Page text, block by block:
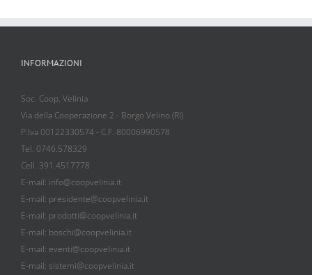
INFORMAZIONI
Soc. Coop. Velinia
Via della Cooperazione 2 - Borgo Velino (RI)
P.Iva 00122330574 - C.F. 80006990578
Tel. 0746.578329
Cell. 391.4517778
E-mail: info@coopvelinia.it
E-mail: presidente@coopvelinia.it
E-mail: prodotti@coopvelinia.it
E-mail: boschi@coopvelinia.it
E-mail: eventi@coopvelinia.it
E-mail: sistemi@coopvelinia.it